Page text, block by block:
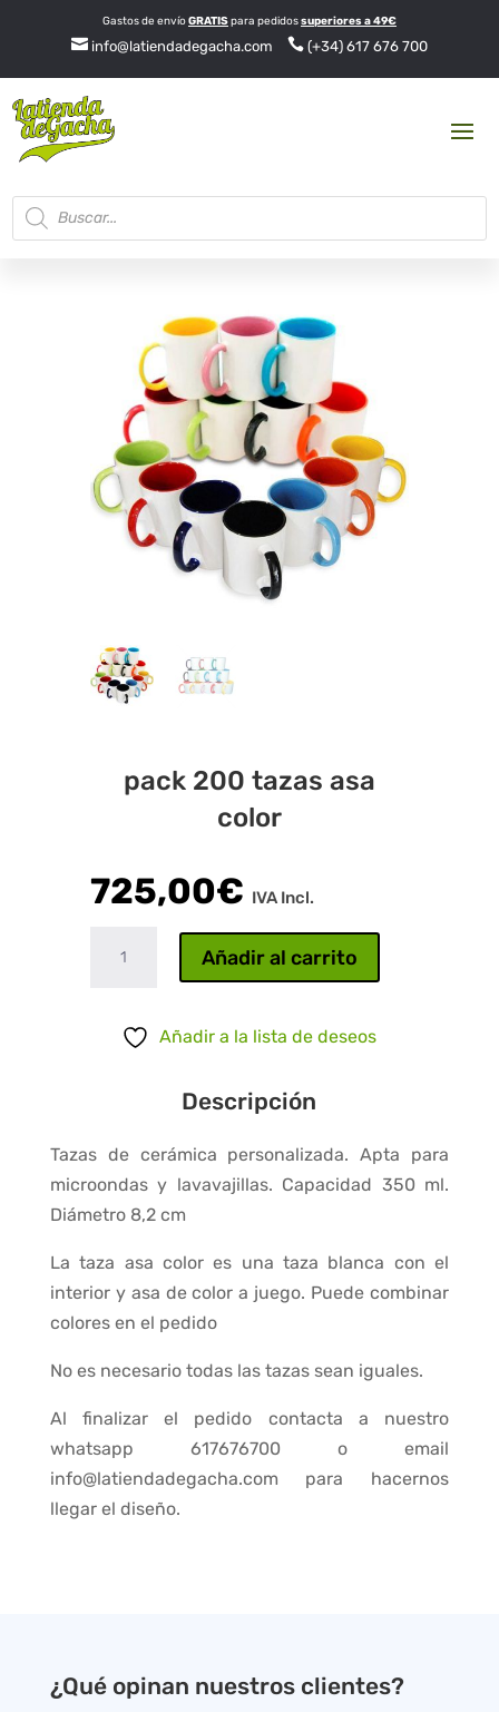
Gastos de envíoGRATISpara pedidossuperiores a 49€
info@latiendadegacha.com (+34) 617 676 700
Búsqueda
de
productos
pack 200 tazas asa
color
725,00€ IVA Incl.
Añadir al carrito
Añadir a la lista de deseos
Descripción
Tazas de cerámica personalizada. Apta para
microondas y lavavajillas. Capacidad 350 ml.
Diámetro 8,2 cm
La taza asa color es una taza blanca con el
interior y asa de color a juego. Puede combinar
colores en el pedido
No es necesario todas las tazas sean iguales.
Al finalizar el pedido contacta a nuestro
whatsapp 617676700 o email
info@latiendadegacha.com para hacernos
llegar el diseño.
¿Qué opinan nuestros clientes?